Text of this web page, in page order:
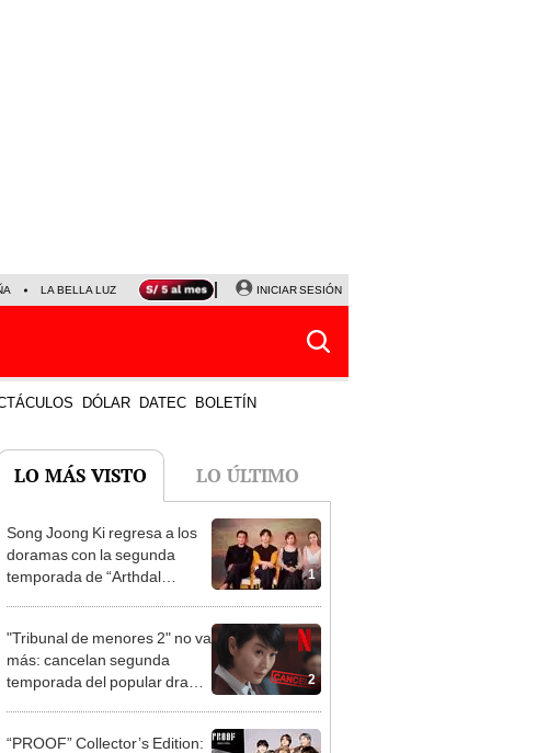
LA BELLA LUZ MAGALY MEDINA SINUANO RESULTADOS HOY
INICIAR SESIÓN
DÓLAR DATEC BOLETÍN
LO MÁS VISTO LO ÚLTIMO
1
Song Joong Ki regresa a los
doramas con la segunda
temporada de “Arthdal
2
"Tribunal de menores 2" no va
más: cancelan segunda
temporada del popular drama
“PROOF” Collector’s Edition: